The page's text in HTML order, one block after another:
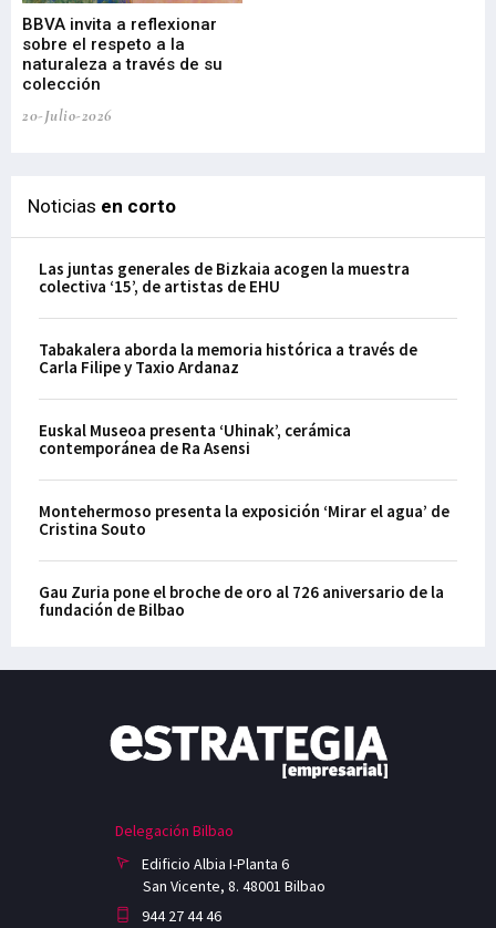
BBVA invita a reflexionar
sobre el respeto a la
naturaleza a través de su
colección
20-Julio-2026
Noticias en corto
Las juntas generales de Bizkaia acogen la muestra
colectiva ‘15’, de artistas de EHU
Tabakalera aborda la memoria histórica a través de
Carla Filipe y Taxio Ardanaz
Euskal Museoa presenta ‘Uhinak’, cerámica
contemporánea de Ra Asensi
Montehermoso presenta la exposición ‘Mirar el agua’ de
Cristina Souto
Gau Zuria pone el broche de oro al 726 aniversario de la
fundación de Bilbao
Delegación Bilbao
Edificio Albia I-Planta 6
San Vicente, 8. 48001 Bilbao
944 27 44 46